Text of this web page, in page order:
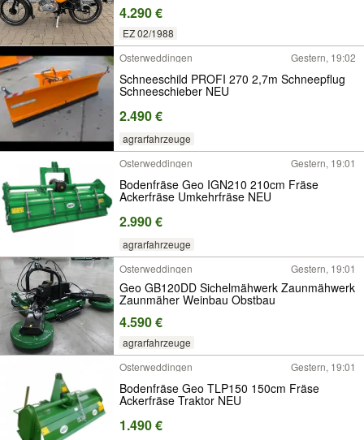
4.290 €
EZ 02/1988
Osterweddingen
Gestern, 19:02
Schneeschild PROFI 270 2,7m Schneepflug
Schneeschieber NEU
2.490 €
agrarfahrzeuge
Osterweddingen
Gestern, 19:01
Bodenfräse Geo IGN210 210cm Fräse
Ackerfräse Umkehrfräse NEU
2.990 €
agrarfahrzeuge
Osterweddingen
Gestern, 19:01
Geo GB120DD Sichelmähwerk Zaunmähwerk
Zaunmäher Weinbau Obstbau
4.590 €
agrarfahrzeuge
Osterweddingen
Gestern, 19:01
Bodenfräse Geo TLP150 150cm Fräse
Ackerfräse Traktor NEU
1.490 €